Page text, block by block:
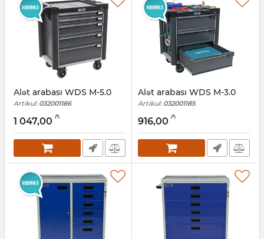
Alət arabası WDS M-5.0
Artikul: 032001186
1 047,00 ₼
Alət arabası WDS M-3.0
Artikul: 032001185
916,00 ₼